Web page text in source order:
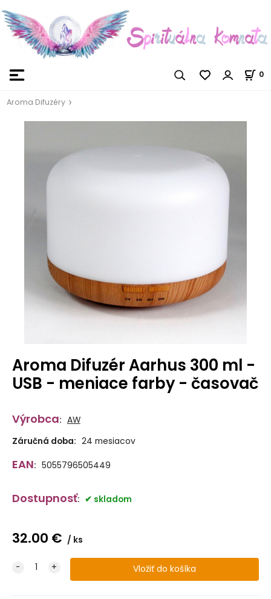
0
Aroma Difuzéry
Aroma Difuzér Aarhus 300 ml -
USB - meniace farby - časovač
Výrobca: AW
Záručná doba: 24 mesiacov
EAN: 5055796505449
Dostupnosť: skladom
32.00 € ks